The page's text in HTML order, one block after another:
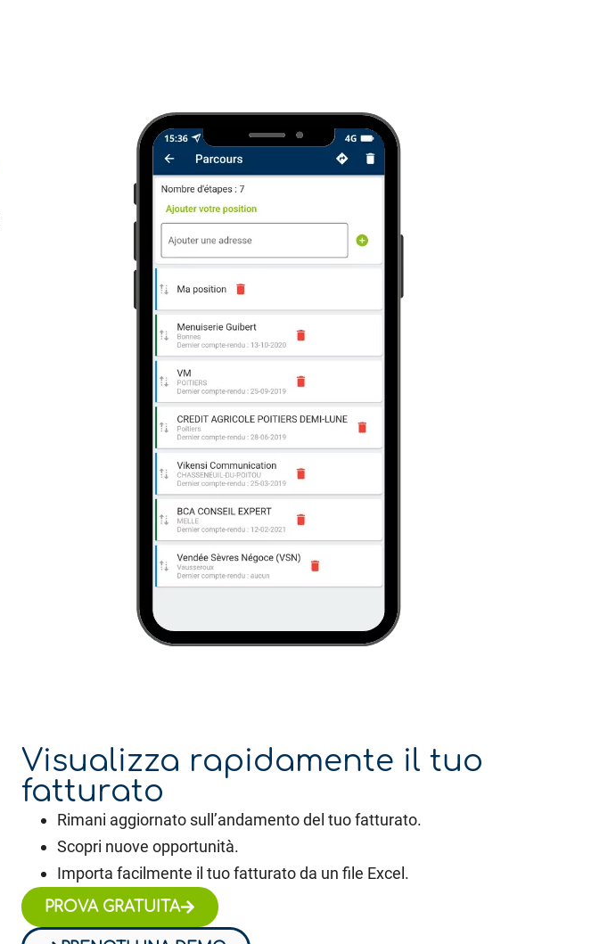
Visualizza rapidamente il tuo
fatturato
Rimani aggiornato sull’andamento del tuo fatturato.
Scopri nuove opportunità.
Importa facilmente il tuo fatturato da un file Excel.
PROVA GRATUITA